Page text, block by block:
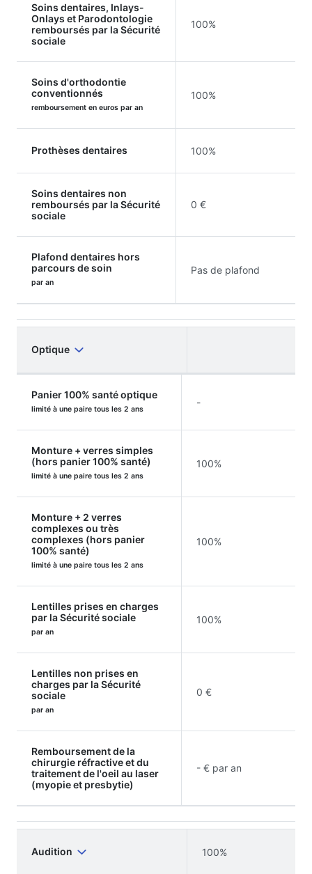
Soins dentaires, Inlays-
Onlays et Parodontologie
remboursés par la Sécurité
sociale
100%
Soins d'orthodontie
conventionnés
remboursement en euros par an
100%
Prothèses dentaires 100%
Soins dentaires non
remboursés par la Sécurité
sociale
0 €
Plafond dentaires hors
parcours de soin
par an
Pas de plafond
Optique
Panier 100% santé optique
limité à une paire tous les 2 ans
-
Monture + verres simples
(hors panier 100% santé)
limité à une paire tous les 2 ans
100%
Monture + 2 verres
complexes ou très
complexes (hors panier
100% santé)
limité à une paire tous les 2 ans
100%
Lentilles prises en charges
par la Sécurité sociale
par an
100%
Lentilles non prises en
charges par la Sécurité
sociale
par an
0 €
Remboursement de la
chirurgie réfractive et du
traitement de l'oeil au laser
(myopie et presbytie)
- € par an
Audition 100%